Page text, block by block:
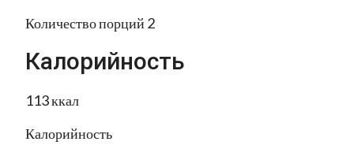
Количество порций 2
Калорийность
113 ккал
Калорийность